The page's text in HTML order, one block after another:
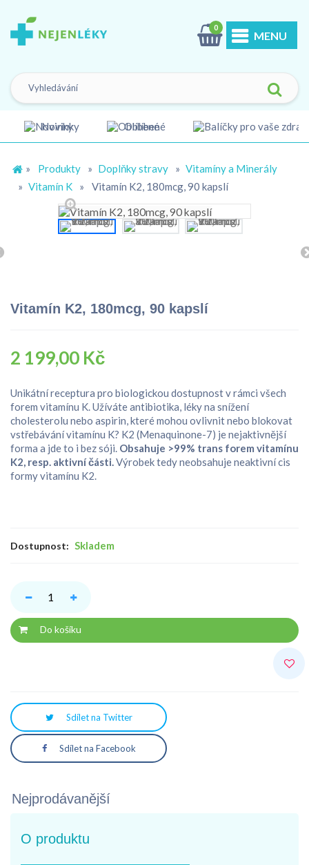
0
Novinky Oblíbené
MENU
» Produkty » Doplňky stravy » Vitamíny a Minerály
» Vitamín K » Vitamín K2, 180mcg, 90 kapslí
Vitamín K2, 180mcg, 90 kapslí
2 199,00 Kč
Unikátní receptura pro biologickou dostupnost v rámci všech
forem vitamínu K. Užíváte antibiotika, léky na snížení
cholesterolu nebo aspirin, které mohou ovlivnit nebo blokovat
vstřebávání vitamínu K? K2 (Menaquinone-7) je nejaktivnější
forma a jde to i bez sóji. Obsahuje >99% trans forem vitamínu
K2, resp. aktivní části.Výrobek tedy neobsahuje neaktivní cis
formy vitamínu K2.
Dostupnost: Skladem
Do košíku
Sdílet na Twitter
Sdílet na Facebook
Nejprodávanější
O produktu